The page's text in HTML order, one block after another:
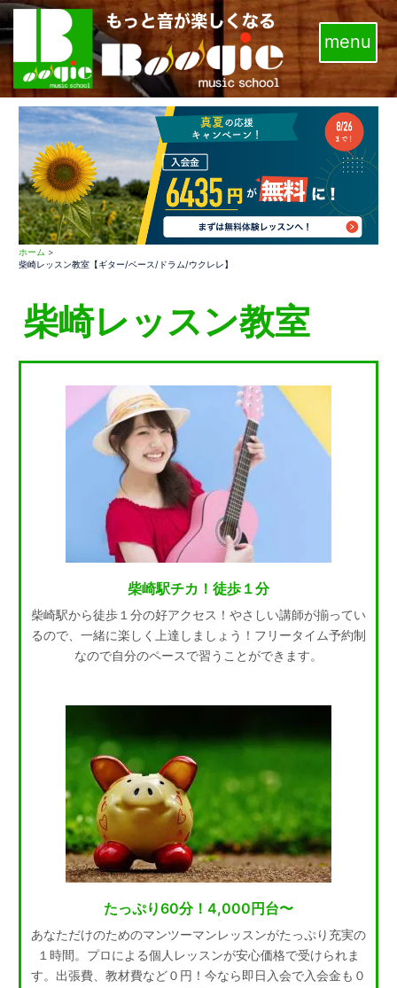
コ
ン
テ
ホーム >
柴崎レッスン教室【ギター/ベース/ドラム/ウクレレ】
柴崎レッスン教室
柴崎駅チカ！徒歩１分
柴崎駅から徒歩１分の好アクセス！やさしい講師が揃ってい
るので、一緒に楽しく上達しましょう！フリータイム予約制
なので自分のペースで習うことができます。
たっぷり60分！4,000円台〜
あなただけのためのマンツーマンレッスンがたっぷり充実の
１時間。プロによる個人レッスンが安心価格で受けられま
す。出張費、教材費など０円！今なら即日入会で入会金も０